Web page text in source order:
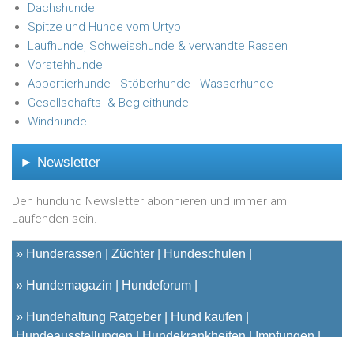
Dachshunde
Spitze und Hunde vom Urtyp
Laufhunde, Schweisshunde & verwandte Rassen
Vorstehhunde
Apportierhunde - Stöberhunde - Wasserhunde
Gesellschafts- & Begleithunde
Windhunde
► Newsletter
Den hundund Newsletter abonnieren und immer am
Laufenden sein.
» Hunderassen Züchter Hundeschulen
» Hundemagazin Hundeforum
» Hundehaltung Ratgeber
Hund kaufen